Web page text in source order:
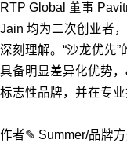
RTP Global 董事
Jain 均为二次创业者
深刻理解。“沙龙优先
具备明显差异化优势
标志性品牌，并在专
作者✎ Summer/品牌